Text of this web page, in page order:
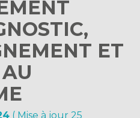
ET
( Mise à jour 25